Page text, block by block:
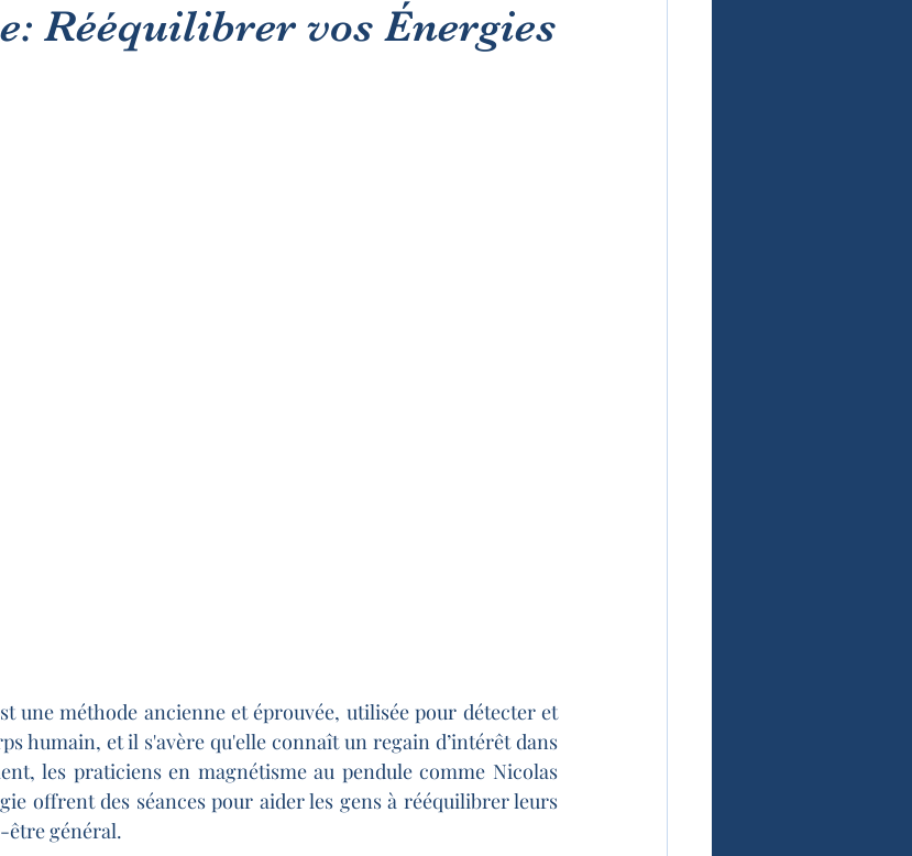
Rééquilibrer vos Énergies
une méthode ancienne et éprouvée, utilisée pour détecter et
humain, et il s'avère qu'elle connaît un regain d’intérêt dans
les praticiens en magnétisme au pendule comme Nicolas
offrent des séances pour aider les gens à rééquilibrer leurs
être général.